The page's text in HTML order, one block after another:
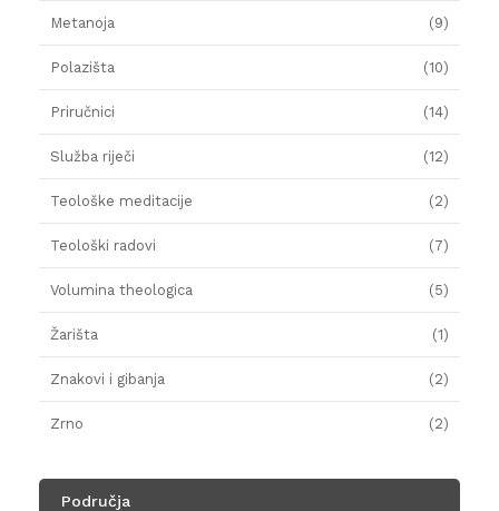
Metanoja (9)
Polazišta (10)
Priručnici (14)
Služba riječi (12)
Teološke meditacije (2)
Teološki radovi (7)
Volumina theologica (5)
Žarišta (1)
Znakovi i gibanja (2)
Zrno (2)
Područja